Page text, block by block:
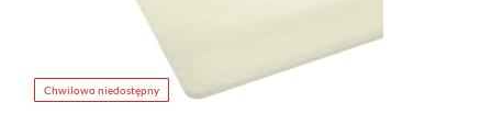
Chwilowo niedostępny